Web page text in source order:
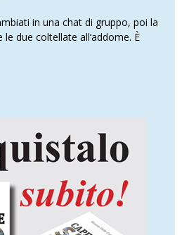
in una chat di gruppo, poi la
due coltellate all’addome. È